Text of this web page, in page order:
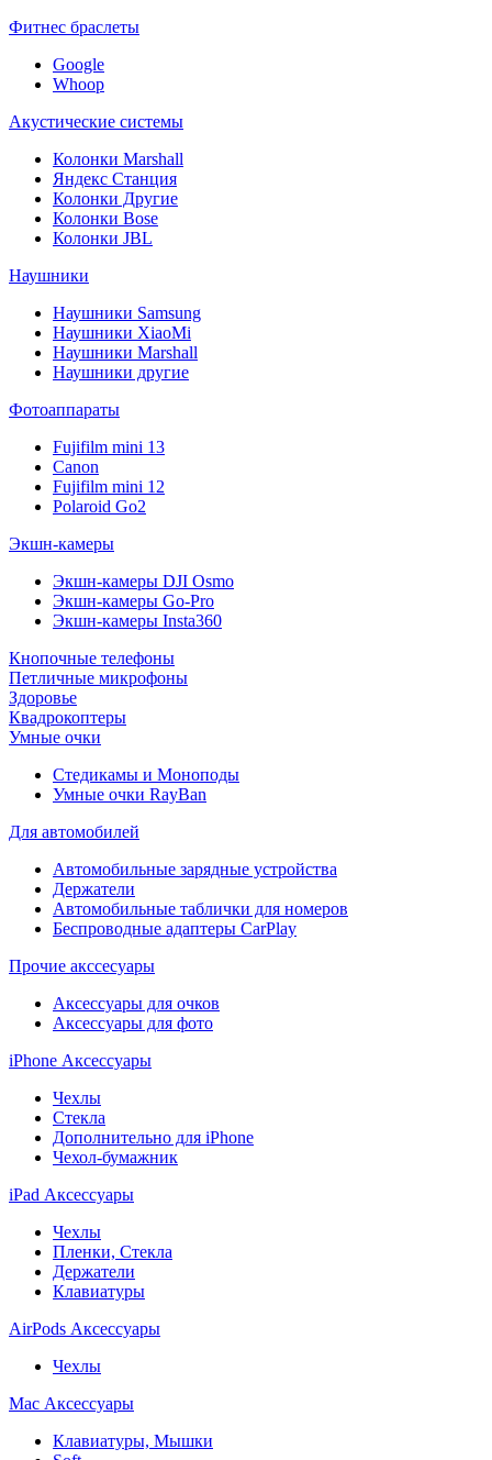
Фитнес браслеты
Google
Whoop
Акустические системы
Колонки Marshall
Яндекс Станция
Колонки Другие
Колонки Bose
Колонки JBL
Наушники
Наушники Samsung
Наушники XiaoMi
Наушники Marshall
Наушники другие
Фотоаппараты
Fujifilm mini 13
Canon
Fujifilm mini 12
Polaroid Go2
Экшн-камеры
Экшн-камеры DJI Osmo
Экшн-камеры Go-Pro
Экшн-камеры Insta360
Кнопочные телефоны
Петличные микрофоны
Здоровье
Квадрокоптеры
Умные очки
Стедикамы и Моноподы
Умные очки RayBan
Для автомобилей
Автомобильные зарядные устройства
Держатели
Автомобильные таблички для номеров
Беспроводные адаптеры CarPlay
Прочие акссесуары
Аксессуары для очков
Аксессуары для фото
iPhone Аксессуары
Чехлы
Стекла
Дополнительно для iPhone
Чехол-бумажник
iPad Аксессуары
Чехлы
Пленки, Стекла
Держатели
Клавиатуры
AirPods Аксессуары
Чехлы
Mac Аксессуары
Клавиатуры, Мышки